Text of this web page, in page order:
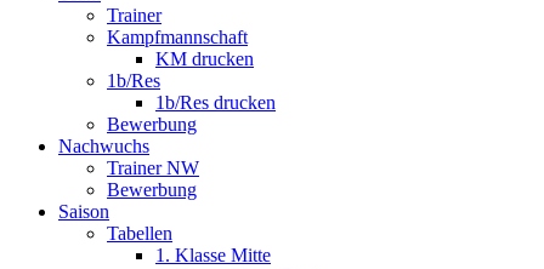
Trainer
Kampfmannschaft
KM drucken
1b/Res
1b/Res drucken
Bewerbung
Nachwuchs
Trainer NW
Bewerbung
Saison
Tabellen
1. Klasse Mitte